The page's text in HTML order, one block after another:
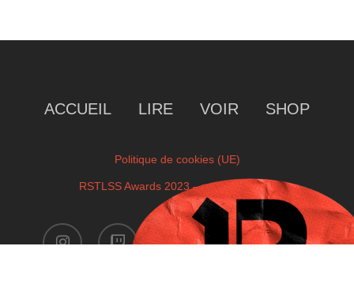
ACCUEIL LIRE VOIR SHOP
Politique de cookies (UE)
RSTLSS Awards 2023 – votre sélection
instagram twitch facebook youtube
x-
twitter